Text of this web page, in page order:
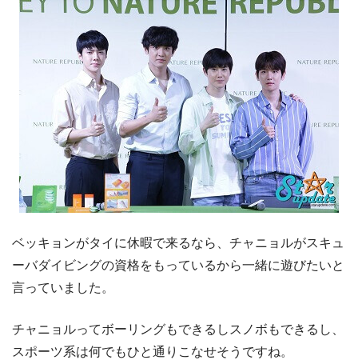
ベッキョンがタイに休暇で来るなら、チャニョルがスキュ
ーバダイビングの資格をもっているから一緒に遊びたいと
言っていました。
チャニョルってボーリングもできるしスノボもできるし、
スポーツ系は何でもひと通りこなせそうですね。